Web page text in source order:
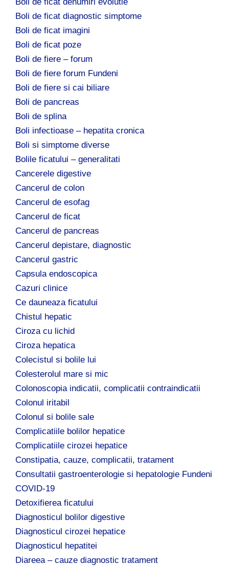
Boli de ficat denumiri evolutie
Boli de ficat diagnostic simptome
Boli de ficat imagini
Boli de ficat poze
Boli de fiere – forum
Boli de fiere forum Fundeni
Boli de fiere si cai biliare
Boli de pancreas
Boli de splina
Boli infectioase – hepatita cronica
Boli si simptome diverse
Bolile ficatului – generalitati
Cancerele digestive
Cancerul de colon
Cancerul de esofag
Cancerul de ficat
Cancerul de pancreas
Cancerul depistare, diagnostic
Cancerul gastric
Capsula endoscopica
Cazuri clinice
Ce dauneaza ficatului
Chistul hepatic
Ciroza cu lichid
Ciroza hepatica
Colecistul si bolile lui
Colesterolul mare si mic
Colonoscopia indicatii, complicatii contraindicatii
Colonul iritabil
Colonul si bolile sale
Complicatiile bolilor hepatice
Complicatiile cirozei hepatice
Constipatia, cauze, complicatii, tratament
Consultatii gastroenterologie si hepatologie Fundeni
COVID-19
Detoxifierea ficatului
Diagnosticul bolilor digestive
Diagnosticul cirozei hepatice
Diagnosticul hepatitei
Diareea – cauze diagnostic tratament